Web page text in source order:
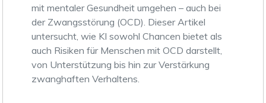
mit mentaler Gesundheit umgehen – auch bei
der Zwangsstörung (OCD). Dieser Artikel
untersucht, wie KI sowohl Chancen bietet als
auch Risiken für Menschen mit OCD darstellt,
von Unterstützung bis hin zur Verstärkung
zwanghaften Verhaltens.